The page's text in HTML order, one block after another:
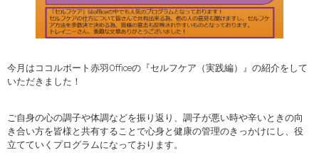
今月はココルポート赤羽Officeの『セルフケア（実践編）』の紹介をして
いただきました！
ご自身の心の調子や体調などを振り返り、調子が悪い時や辛いときの向
き合い方を皆様と共有することで心身と健康の管理のきっかけにし、役
立てていくプログラムになっております。